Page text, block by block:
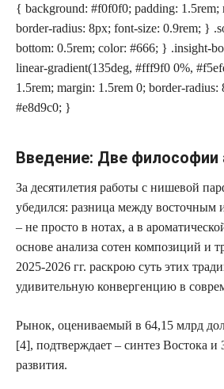
{ background: #f0f0f0; padding: 1.5rem;
border-radius: 8px; font-size: 0.9rem; }
bottom: 0.5rem; color: #666; } .insight-
linear-gradient(135deg, #fff9f0 0%,
1.5rem; margin: 1.5rem 0; border-
#e8d9c0; }
Введение: Две философии
За десятилетия работы с нишевой
убедился: разница между восточным
– не просто в нотах, а в
основе анализа сотен композиций и
2025-2026 гг. раскрою суть этих
удивительную конвергенцию в
Рынок, оцениваемый в 64,15 млрд
[4], подтверждает – синтез Востока и
развития.